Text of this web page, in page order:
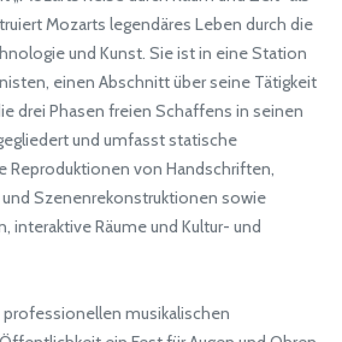
Mozarts legendäres Leben durch die
und Kunst. Sie ist in eine Station
einen Abschnitt über seine Tätigkeit
drei Phasen freien Schaffens in seinen
und umfasst statische
Reproduktionen von Handschriften,
Szenenrekonstruktionen sowie
interaktive Räume und Kultur- und
musikalischen